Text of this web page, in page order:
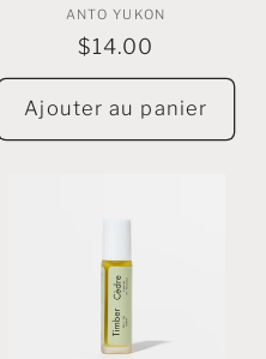
Marchands
:
ANTO YUKON
Prix
régulier
$14.00
Ajouter au panier